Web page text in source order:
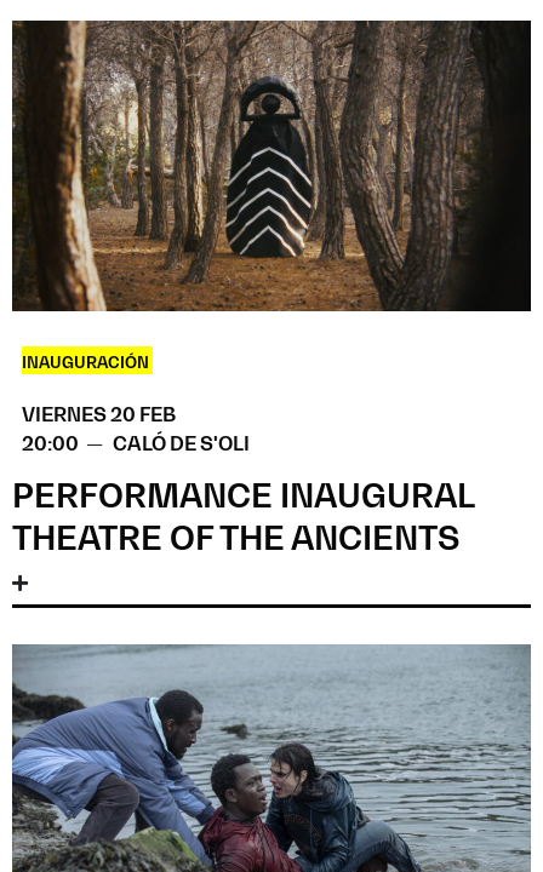
INAUGURACIÓN
VIERNES 20 FEB
20:00 — CALÓ DE S'OLI
PERFORMANCE INAUGURAL
THEATRE OF THE ANCIENTS